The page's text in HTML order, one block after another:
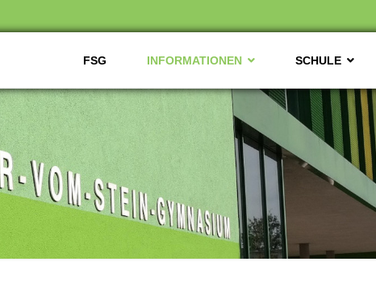
FSG INFORMATIONEN SCHULE